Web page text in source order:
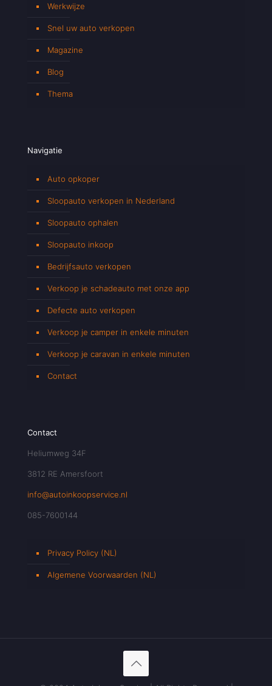
Werkwijze
Snel uw auto verkopen
Magazine
Blog
Thema
Navigatie
Auto opkoper
Sloopauto verkopen in Nederland
Sloopauto ophalen
Sloopauto inkoop
Bedrijfsauto verkopen
Verkoop je schadeauto met onze app
Defecte auto verkopen
Verkoop je camper in enkele minuten
Verkoop je caravan in enkele minuten
Contact
Contact
Heliumweg 34F
3812 RE Amersfoort
info@autoinkoopservice.nl
085-7600144
Privacy Policy (NL)
Algemene Voorwaarden (NL)